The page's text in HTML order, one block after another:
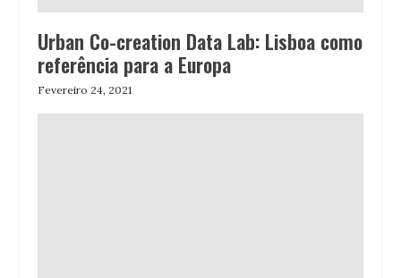
Urban Co-creation Data Lab: Lisboa como
referência para a Europa
Fevereiro 24, 2021